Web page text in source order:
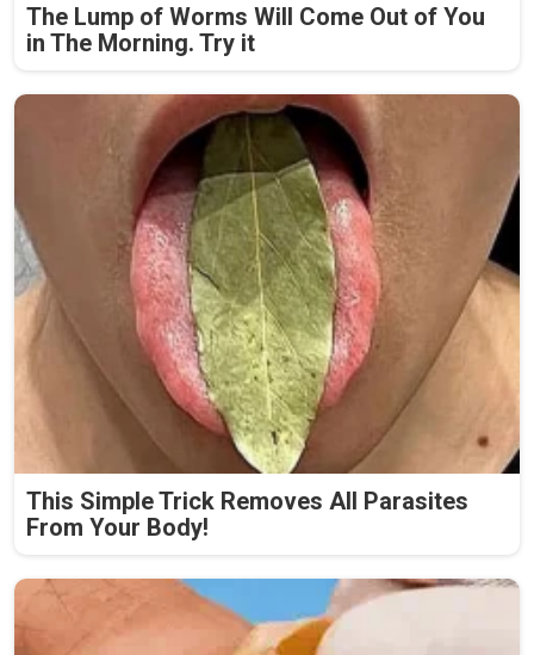
The Lump of Worms Will Come Out of You
in The Morning. Try it
This Simple Trick Removes All Parasites
From Your Body!